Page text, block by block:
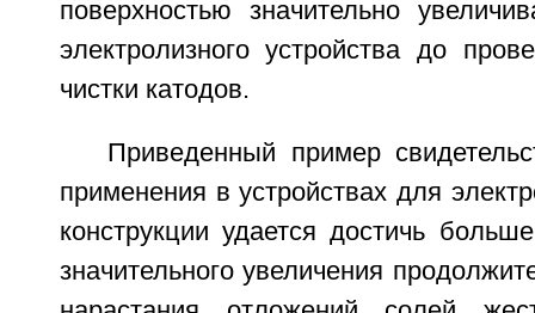
поверхностью значительно
электролизного устройства до
чистки катодов.
Приведенный пример
применения в устройствах для
конструкции удается достичь
значительного увеличения